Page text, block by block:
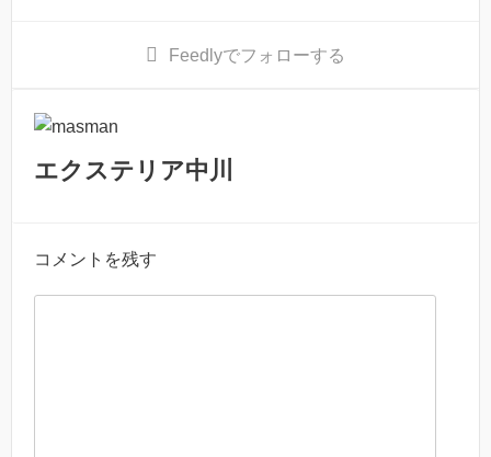
Feedlyでフォローする
エクステリア中川
コメントを残す